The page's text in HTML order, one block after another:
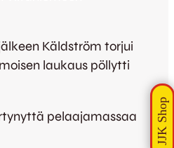
Käldström torjui
laukaus pöllytti
pelaajamassaa